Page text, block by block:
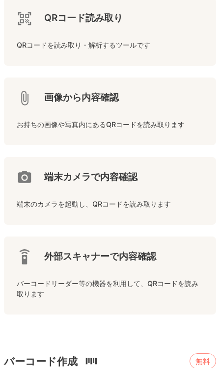
QRコード読み取り
QRコードを読み取り・解析するツールです
画像から内容確認
お持ちの画像や写真内にあるQRコードを読み取ります
端末カメラで内容確認
端末のカメラを起動し、QRコードを読み取ります
外部スキャナーで内容確認
バーコードリーダー等の機器を利用して、QRコードを読み
取ります
バーコード作成 無料